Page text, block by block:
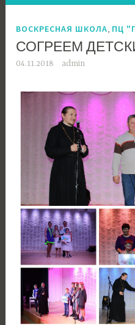
ВОСКРЕСНАЯ ШКОЛА ПЦ
СОГРЕЕМ
04.11.2018 admin